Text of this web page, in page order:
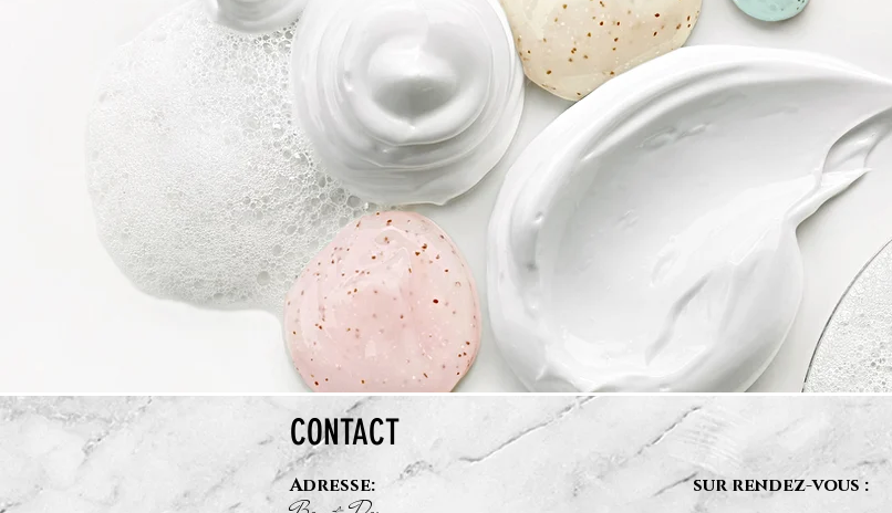
CONTACT
Adresse: sur rendez-vous :